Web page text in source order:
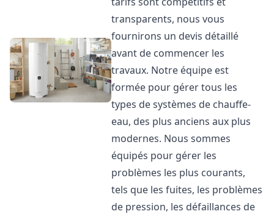
transparents, nous vous
fournirons un devis détaillé
avant de commencer les
travaux. Notre équipe est
formée pour gérer tous les
types de systèmes de chauffe-
eau, des plus anciens aux plus
modernes. Nous sommes
équipés pour gérer les
problèmes les plus courants,
tels que les fuites, les problèmes
de pression, les défaillances de